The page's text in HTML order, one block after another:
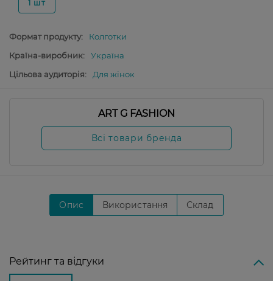
1 шт
Формат продукту:
Колготки
Країна-виробник:
Україна
Цільова аудиторія:
Для жінок
ART G FASHION
Всі товари бренда
Опис Використання Склад
Рейтинг та відгуки